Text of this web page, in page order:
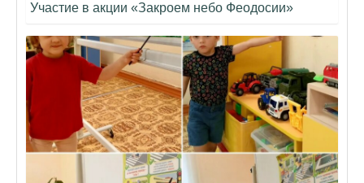
Участие в акции «Закроем небо Феодосии»